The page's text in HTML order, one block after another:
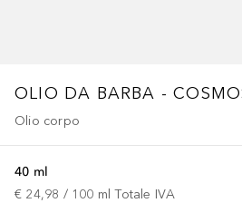
OLIO DA BARBA -
Olio corpo
40 ml
€ 24,98 / 100 ml Totale IVA